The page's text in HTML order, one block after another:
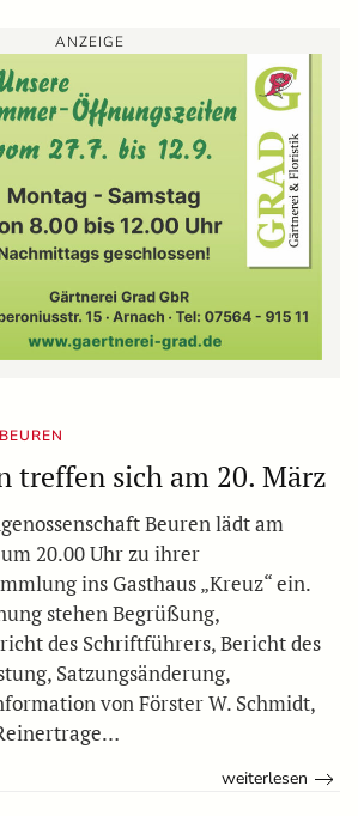
ANZEIGE
treffen sich am 20. März
Beuren lädt am
20.00 Uhr zu ihrer
ins Gasthaus „Kreuz“ ein.
stehen Begrüßung,
des Schriftführers, Bericht des
Satzungsänderung,
von Förster W. Schmidt,
weiterlesen